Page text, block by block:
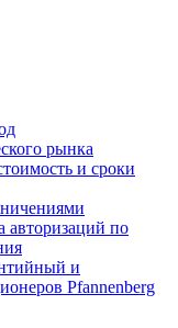
рынка
и сроки
авторизаций по
и
Pfannenberg